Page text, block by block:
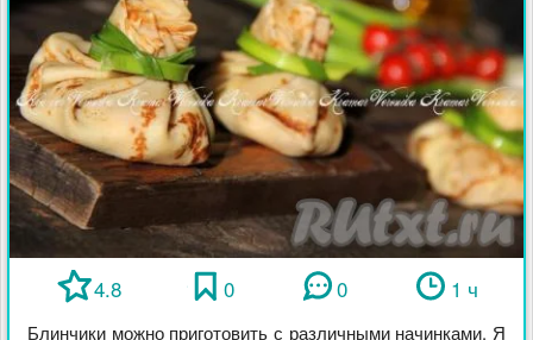
4.8 0 0 1 ч
Блинчики можно приготовить с различными начинками. Я